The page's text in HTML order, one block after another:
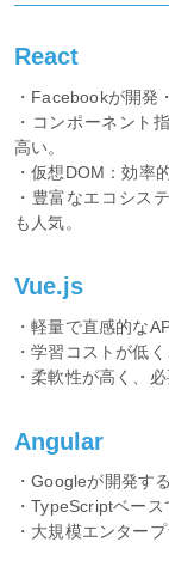
React
・Facebookが開発
・コンポーネント
高い。
・仮想DOM：効率
・豊富なエコシス
も人気。
Vue.js
・軽量で直感的な
・学習コストが低
・柔軟性が高く、
Angular
・Googleが開発す
・TypeScriptベース
・大規模エンター